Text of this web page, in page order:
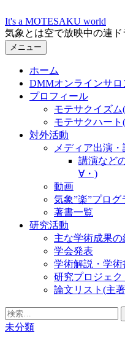
ン
テ
ン
It's a MOTESAKU world
気象とは空で放映中の連ド
メニュー
ホーム
DMMオンラインサロ
プロフィール
モテサクイズム
モテサクハート
対外活動
メディア出演
講演など
∀・)
動画
気象”楽”プログ
著書一覧
研究活動
主な学術成果の
学会発表
学術解説・学術
研究プロジェク
論文リスト(主
検
索:
未分類